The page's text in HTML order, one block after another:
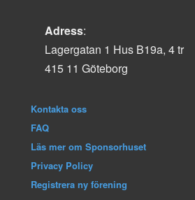
Adress:
Lagergatan 1 Hus B19a, 4 tr
415 11 Göteborg
Kontakta oss
FAQ
Läs mer om Sponsorhuset
Privacy Policy
Registrera ny förening